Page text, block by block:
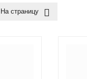
страницу